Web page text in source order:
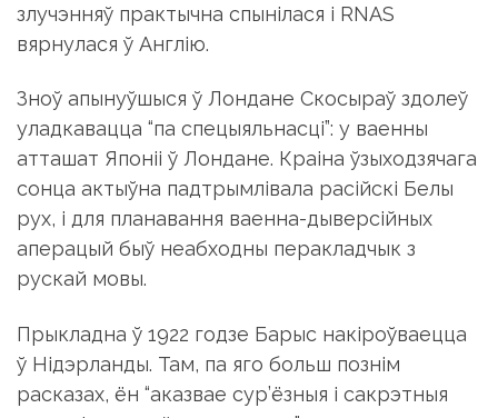
злучэнняў практычна спынілася і RNAS
вярнулася ў Англію.
Зноў апынуўшыся ў Лондане Скосыраў здолеў
уладкавацца “па спецыяльнасці”: у ваенны
атташат Японіі ў Лондане. Краіна ўзыходзячага
сонца актыўна падтрымлівала расійскі Белы
рух, і для планавання ваенна-дыверсійных
аперацый быў неабходны перакладчык з
рускай мовы.
Прыкладна ў 1922 годзе Барыс накіроўваецца
ў Нідэрланды. Там, па яго больш познім
расказах, ён “аказвае сур’ёзныя і сакрэтныя